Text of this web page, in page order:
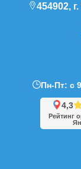
454902,
Пн-Пт: с
4,3
Рейтинг